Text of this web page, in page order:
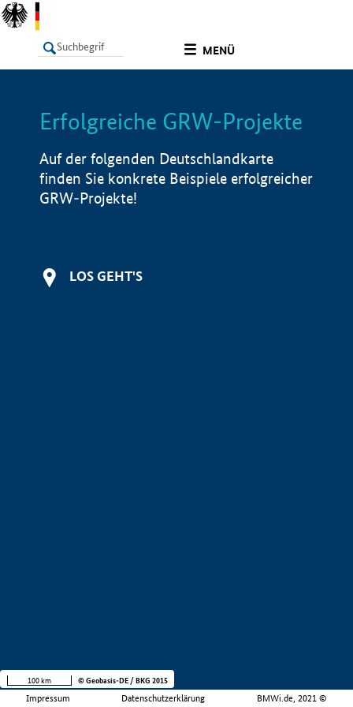
MENÜ
LISTE Info
Erfolgreiche GRW-Projekte
Auf der folgenden Deutschlandkarte
finden Sie konkrete Beispiele erfolgreicher
GRW-Projekte!
LOS GEHT'S
Impressum Datenschutzerklärung BMWi.de, 2021 ©
100 km © Geobasis-DE / BKG 2015